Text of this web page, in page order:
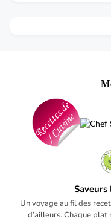
Saveurs
Un voyage au fil des
d’ailleurs. Chaque